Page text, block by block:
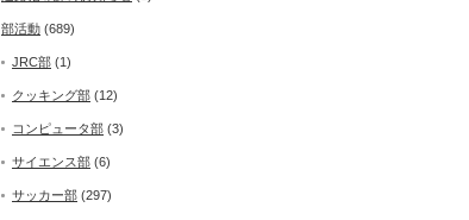
部活動 (689)
JRC部 (1)
クッキング部 (12)
コンピュータ部 (3)
サイエンス部 (6)
サッカー部 (297)